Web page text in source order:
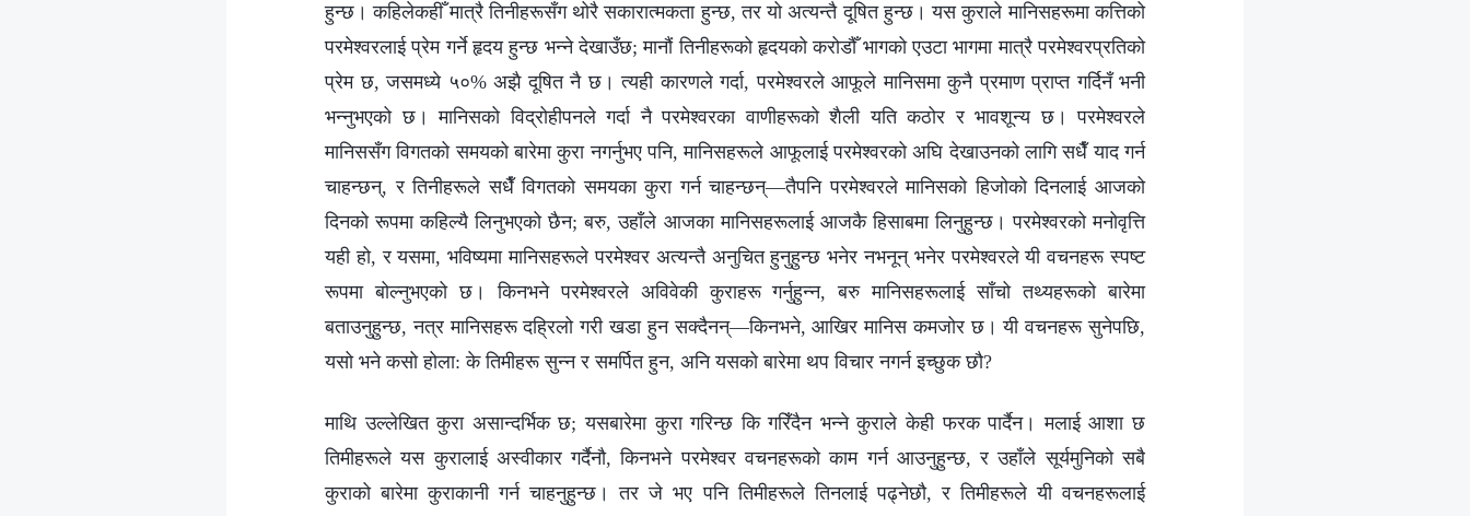
हुन्छ। कहिलेकहीँ मात्रै तिनीहरूसँग थोरै सकारात्मकता हुन्छ, तर यो अत्यन्तै दूषित हुन्छ। यस कुराले मानिसहरूमा कत्तिको
परमेश्वरलाई प्रेम गर्ने हृदय हुन्छ भन्‍ने देखाउँछ; मानौं तिनीहरूको हृदयको करोडौँ भागको एउटा भागमा मात्रै परमेश्‍वरप्रतिको
प्रेम छ, जसमध्ये ५०% अझै दूषित नै छ। त्यही कारणले गर्दा, परमेश्‍वरले आफूले मानिसमा कुनै प्रमाण प्राप्त गर्दिनँ भनी
भन्‍नुभएको छ। मानिसको विद्रोहीपनले गर्दा नै परमेश्‍वरका वाणीहरूको शैली यति कठोर र भावशून्य छ। परमेश्‍वरले
मानिससँग विगतको समयको बारेमा कुरा नगर्नुभए पनि, मानिसहरूले आफूलाई परमेश्‍वरको अघि देखाउनको लागि सधैँ याद गर्न
चाहन्छन्, र तिनीहरूले सधैँ विगतको समयका कुरा गर्न चाहन्छन्—तैपनि परमेश्‍वरले मानिसको हिजोको दिनलाई आजको
दिनको रूपमा कहिल्यै लिनुभएको छैन; बरु, उहाँले आजका मानिसहरूलाई आजकै हिसाबमा लिनुहुन्छ। परमेश्‍वरको मनोवृत्ति
यही हो, र यसमा, भविष्यमा मानिसहरूले परमेश्‍वर अत्यन्तै अनुचित हुनुहुन्छ भनेर नभनून् भनेर परमेश्‍वरले यी वचनहरू स्पष्ट
रूपमा बोल्‍नुभएको छ। किनभने परमेश्‍वरले अविवेकी कुराहरू गर्नुहुन्‍न, बरु मानिसहरूलाई साँचो तथ्यहरूको बारेमा
बताउनुहुन्छ, नत्र मानिसहरू दह्रिलो गरी खडा हुन सक्दैनन्—किनभने, आखिर मानिस कमजोर छ। यी वचनहरू सुनेपछि,
यसो भने कसो होला: के तिमीहरू सुन्‍न र समर्पित हुन, अनि यसको बारेमा थप विचार नगर्न इच्‍छुक छौ?
माथि उल्‍लेखित कुरा असान्दर्भिक छ; यसबारेमा कुरा गरिन्छ कि गरिँदैन भन्‍ने कुराले केही फरक पार्दैन। मलाई आशा छ
तिमीहरूले यस कुरालाई अस्वीकार गर्दैनौ, किनभने परमेश्‍वर वचनहरूको काम गर्न आउनुहुन्छ, र उहाँले सूर्यमुनिको सबै
कुराको बारेमा कुराकानी गर्न चाहनुहुन्छ। तर जे भए पनि तिमीहरूले तिनलाई पढ्नेछौ, र तिमीहरूले यी वचनहरूलाई